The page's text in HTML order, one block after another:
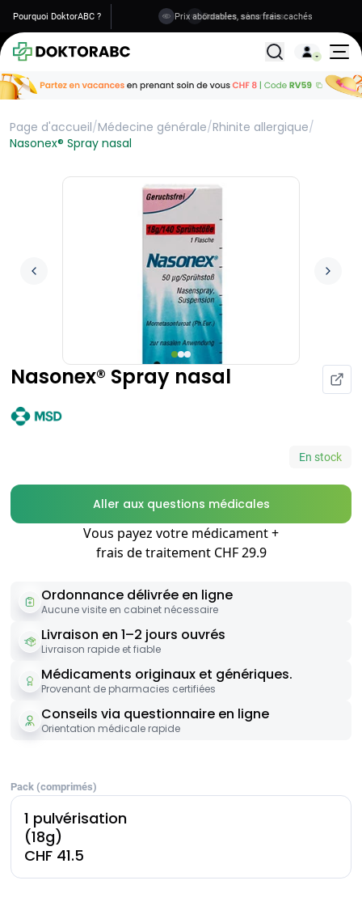
Pourquoi DoktorABC ? Prix abordables, sans frais cachés
Tous les
Page d'accueil/Médecine générale/Rhinite allergique/
Nasonex® Spray nasal
Nasonex® Spray nasal
En stock
Aller aux questions médicales
Vous payez votre médicament +
frais de traitement CHF 29.9
Ordonnance délivrée en ligne
Aucune visite en cabinet nécessaire
Livraison en 1–2 jours ouvrés
Livraison rapide et fiable
Médicaments originaux et génériques.
Provenant de pharmacies certifiées
Conseils via questionnaire en ligne
Orientation médicale rapide
Pack (comprimés)
1 pulvérisation
(18g)
CHF 41.5